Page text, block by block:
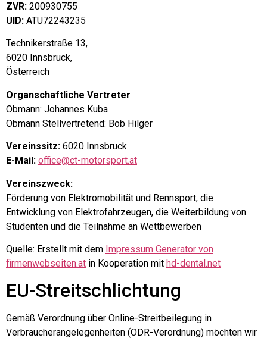
ZVR: 200930755
UID: ATU72243235
Technikerstraße 13,
6020 Innsbruck,
Österreich
Organschaftliche Vertreter
Obmann: Johannes Kuba
Obmann Stellvertretend: Bob Hilger
Vereinssitz: 6020 Innsbruck
E-Mail: office@ct-motorsport.at
Vereinszweck:
Förderung von Elektromobilität und Rennsport, die
Entwicklung von Elektrofahrzeugen, die Weiterbildung von
Studenten und die Teilnahme an Wettbewerben
Quelle: Erstellt mit dem Impressum Generator von
firmenwebseiten.at in Kooperation mit hd-dental.net
EU-Streitschlichtung
Gemäß Verordnung über Online-Streitbeilegung in
Verbraucherangelegenheiten (ODR-Verordnung) möchten wir